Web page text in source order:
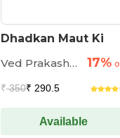
Dhadkan Maut Ki
Ved Prakash
17%
₹350₹ 290.5
Available